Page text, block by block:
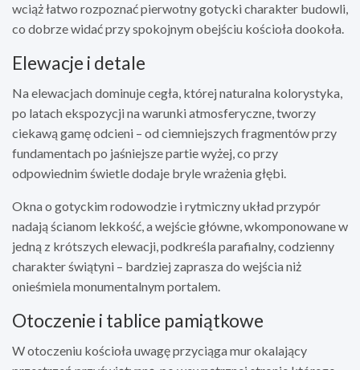
wciąż łatwo rozpoznać pierwotny gotycki charakter budowli,
co dobrze widać przy spokojnym obejściu kościoła dookoła.
Elewacje i detale
Na elewacjach dominuje cegła, której naturalna kolorystyka,
po latach ekspozycji na warunki atmosferyczne, tworzy
ciekawą gamę odcieni – od ciemniejszych fragmentów przy
fundamentach po jaśniejsze partie wyżej, co przy
odpowiednim świetle dodaje bryle wrażenia głębi.
Okna o gotyckim rodowodzie i rytmiczny układ przypór
nadają ścianom lekkość, a wejście główne, wkomponowane w
jedną z krótszych elewacji, podkreśla parafialny, codzienny
charakter świątyni – bardziej zaprasza do wejścia niż
onieśmiela monumentalnym portalem.
Otoczenie i tablice pamiątkowe
W otoczeniu kościoła uwagę przyciąga mur okalający